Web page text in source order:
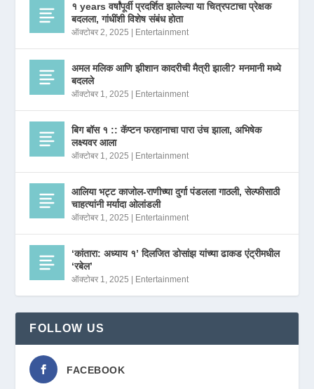
१ years वर्षांपूर्वी प्रदर्शित झालेल्या या चित्रपटाचा प्रेक्षक
बदलला, गांधींशी विशेष संबंध होता
ऑक्टोबर 2, 2025 Entertainment
अमल मलिक आणि झीशान कादरीची मैत्री झाली? मनमानी मध्ये
बदलले
ऑक्टोबर 1, 2025 Entertainment
बिग बॉस १ :: कॅप्टन फरहानाचा पारा उंच झाला, अभिषेक
लक्ष्यवर आला
ऑक्टोबर 1, 2025 Entertainment
आलिया भट्ट काजोल-राणीच्या दुर्गा पंडलला गाठली, सेल्फीसाठी
चाहत्यांनी मर्यादा ओलांडली
ऑक्टोबर 1, 2025 Entertainment
‘कांतारा: अध्याय १’ दिलजित डोसांझ यांच्या ढाकड एंट्रीमधील
‘रबेल’
ऑक्टोबर 1, 2025 Entertainment
FOLLOW US
FACEBOOK